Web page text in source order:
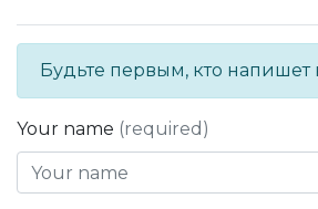
Будьте первым, кто
Your name (required)